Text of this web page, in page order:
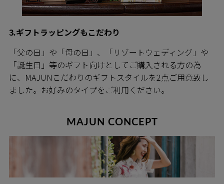
3.ギフトラッピングもこだわり
「父の日」や「母の日」、「リゾートウェディング」や
「誕生日」等のギフト向けとしてご購入される方の為
に、MAJUNこだわりのギフトスタイルを2点ご用意致し
ました。お好みのタイプをご利用ください。
MAJUN CONCEPT